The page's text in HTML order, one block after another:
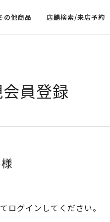
の他商品 店舗検索/来店予約
員登録
ログインしてください。